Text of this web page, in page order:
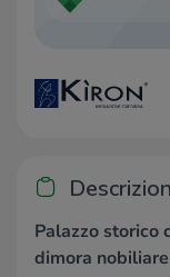
Palazzo storico
dimora